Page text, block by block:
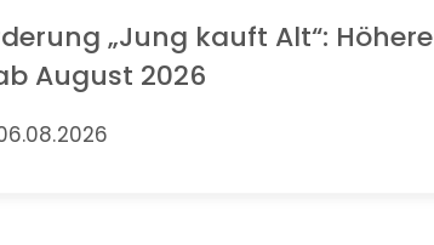
„Jung kauft Alt“: Höhere
August 2026